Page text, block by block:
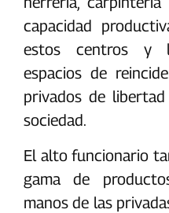
capacidad
estos centros y
espacios de
privados de
sociedad.
El alto funcionario
gama de
manos de las